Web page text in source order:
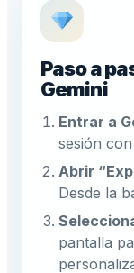
Paso a
Gemini
Entrar a
sesión
Abrir
Desde la
pantalla